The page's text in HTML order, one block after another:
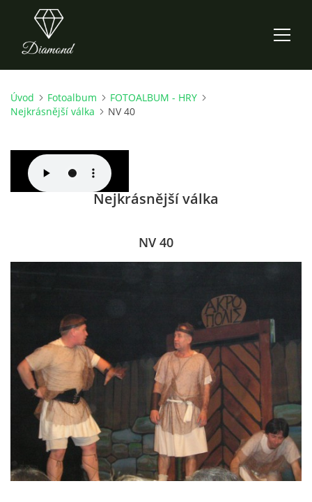
ÚVOD
O NÁS
KDY, KDE A CO HRAJEME
HRY OD ROKU 1973
VIDEOZÁZNAMY Z HER
FOTOALBUM
ČLENOVÉ - SOUČASNOST
Úvod Fotoalbum
FOTOALBUM - HRY
Nejkrásnější válka
NV 40
Nejkrásnější válka
NV 40